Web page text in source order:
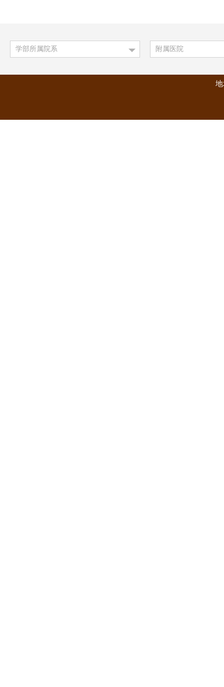
学部所属院系 附属医院